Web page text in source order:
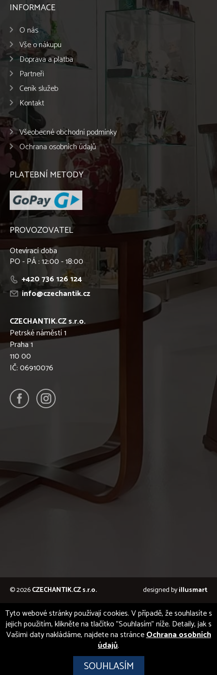
INFORMACE
O nás
Vše o nákupu
Doprava a platba
Partneři
Ceník služeb
Kontakt
Všeobecné obchodní podmínky
Ochrana osobních údajů
PLATEBNÍ METODY
PROVOZOVATEL
Otevírací doba
PO - PÁ : 12:00 - 18:00
+420 736 126 124
info@czechantik.cz
CZECHANTIK.CZ s.r.o.
Petrské náměstí 1
Praha 1
110 00
IČ: 06910076
© 2026CZECHANTIK.CZ s.r.o. designed byillusmart
Tyto webové stránky používají cookies. V případě, že souhlasíte s
jejich použitím, klikněte na tlačítko "Souhlasím" níže. Detaily, jak s
Vašimi daty nakládáme, najdete na stránceOchrana osobních
údajů.